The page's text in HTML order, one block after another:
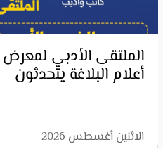
الملتقى الأدبي
أعلام البلاغة يتحدثون
الاثنين أغسطس 2026